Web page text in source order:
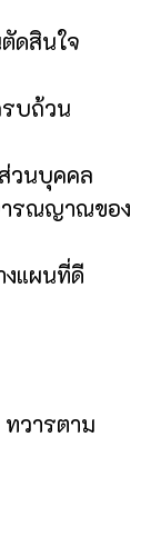
ดสินใจ
บถ้วน
วนบุคคล
ารณญาณของ
แผนที่ดี
วารตาม